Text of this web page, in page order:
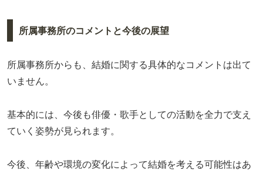
所属事務所のコメントと今後の展望
所属事務所からも、結婚に関する具体的なコメントは出て
いません。
基本的には、今後も俳優・歌手としての活動を全力で支え
ていく姿勢が見られます。
今後、年齢や環境の変化によって結婚を考える可能性はあ